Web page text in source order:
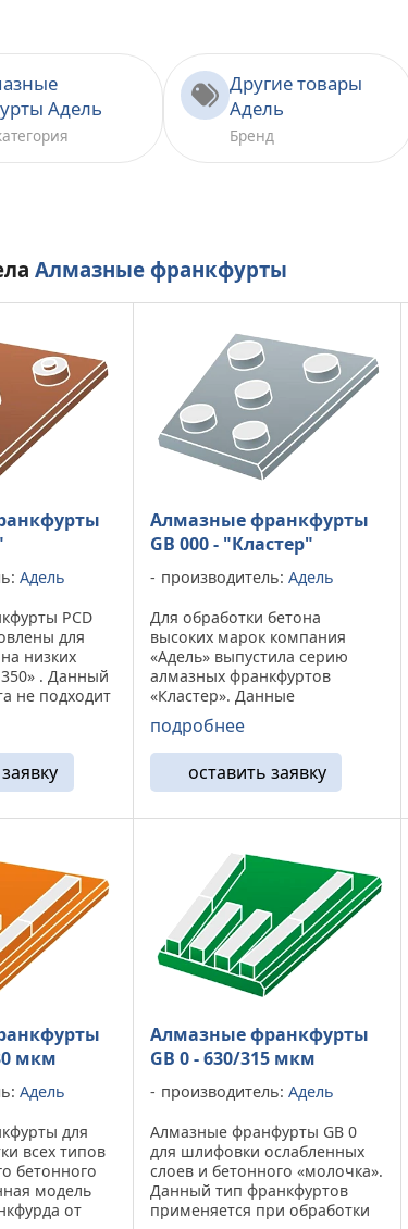
Адель
Другие товары
Адель
Бренд
Алмазные франкфурты
Адель
PCD
для
низких
. Данный
не подходит
или
а
марки
Алмазные франкфурты
GB 000 - "Кластер"
производитель: Адель
Для обработки бетона
высоких марок компания
«Адель» выпустила серию
алмазных франкфуртов
«Кластер». Данные
франкфурты способны
обработать сверхпрочные
бетоны, в добавок могут
снимать небольшие
полимерные покрытия
глубиной не ...
подробнее
оставить заявку
мкм
Адель
для
всех типов
бетонного
модель
от
Алмазные франкфурты
GB 0 - 630/315 мкм
производитель: Адель
Алмазные франфурты GB 0
для шлифовки ослабленных
слоев и бетонного «молочка».
Данный тип франкфуртов
применяется при обработки